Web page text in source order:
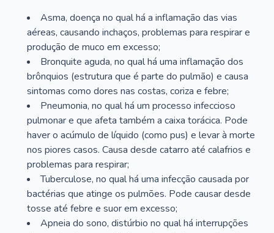
Asma, doença no qual há a inflamação das vias
aéreas, causando inchaços, problemas para respirar e
produção de muco em excesso;
Bronquite aguda, no qual há uma inflamação dos
brônquios (estrutura que é parte do pulmão) e causa
sintomas como dores nas costas, coriza e febre;
Pneumonia, no qual há um processo infeccioso
pulmonar e que afeta também a caixa torácica. Pode
haver o acúmulo de líquido (como pus) e levar à morte
nos piores casos. Causa desde catarro até calafrios e
problemas para respirar;
Tuberculose, no qual há uma infecção causada por
bactérias que atinge os pulmões. Pode causar desde
tosse até febre e suor em excesso;
Apneia do sono, distúrbio no qual há interrupções